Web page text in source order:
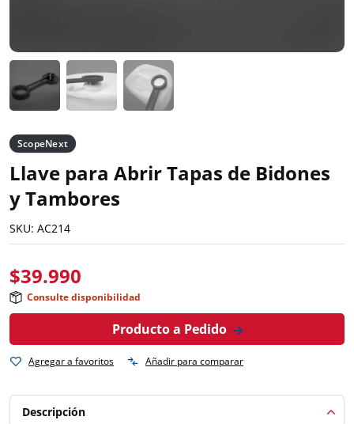
ScopeNext
Llave para Abrir Tapas de Bidones
y Tambores
SKU: AC214
$39.990
Consulte disponibilidad
Producto a Pedido
Agregar a favoritos Añadir para comparar
Descripción